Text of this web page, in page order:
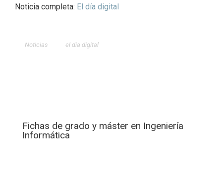
Noticia completa: El día digital
Noticias el dia digital
Fichas de grado y máster en Ingeniería
Informática